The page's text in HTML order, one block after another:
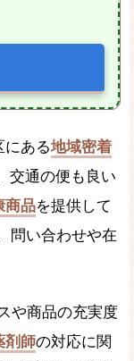
にある地域密着
交通の便も良い
商品を提供して
問い合わせや在
や商品の充実度
剤師の対応に関